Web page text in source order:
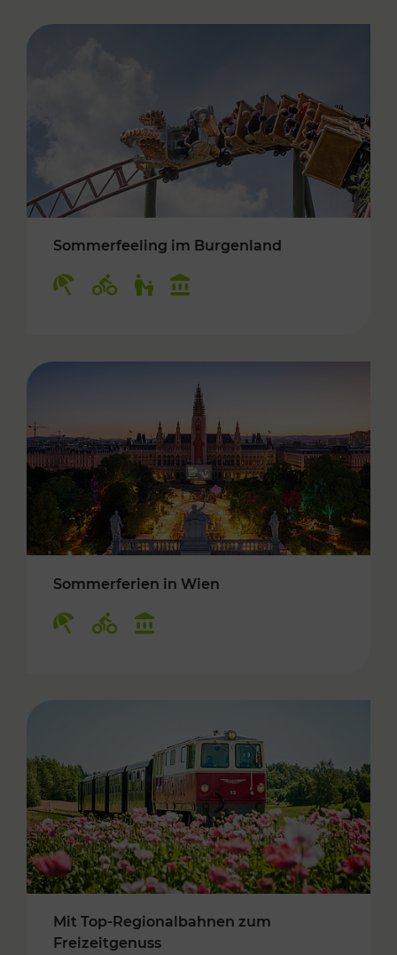
Sommerfeeling im Burgenland
Sommerferien in Wien
Mit Top-Regionalbahnen zum
Freizeitgenuss